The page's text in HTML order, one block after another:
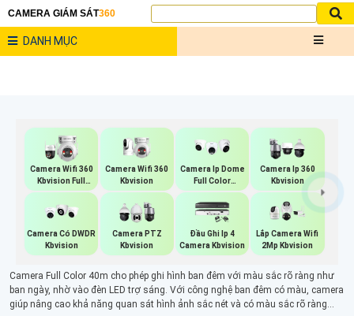
CAMERA GIÁM SÁT360
DANH MỤC
Camera Wifi 360
Kbvision Full
Color
Camera Wifi 360
Kbvision
Camera Ip Dome
Full Color
Kbvision
Camera Ip 360
Kbvision
Camera Có DWDR
Kbvision
Camera PTZ
Kbvision
Đầu Ghi Ip 4
Camera Kbvision
Lắp Camera Wifi
2Mp Kbvision
Camera Full Color 40m cho phép ghi hình ban đêm với màu sắc rõ ràng như
ban ngày, nhờ vào đèn LED trợ sáng. Với công nghệ ban đêm có màu, camera
giúp nâng cao khả năng quan sát hình ảnh sắc nét và có màu sắc rõ ràng